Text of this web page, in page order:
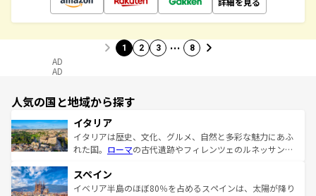
1 2 3 … 8
AD
AD
人気の国と地域から探す
イタリア
イタリアは歴史、文化、グルメ、自然と多彩な魅力にあふ
れた国。 ローマの古代遺跡やフィレンツェのルネッサンス
ろん、トスカーナの美しい田園風景やアマルフィ海岸の絶
景など、自然景観も見逃せない。観光の合間には、本場の
スペイン
イベリア半島のほぼ80％を占めるスペインは、太陽が降り